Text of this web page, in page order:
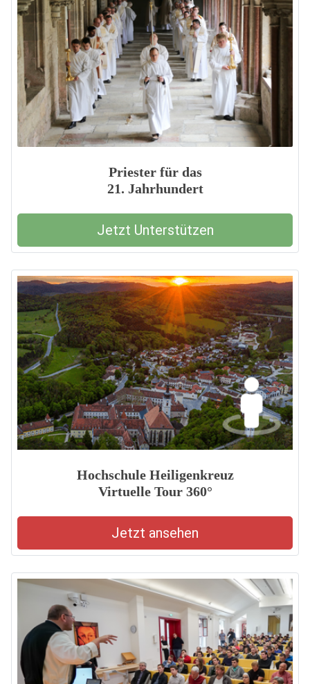
Priester für das
21. Jahrhundert
Jetzt Unterstützen
Hochschule Heiligenkreuz
Virtuelle Tour 360°
Jetzt ansehen